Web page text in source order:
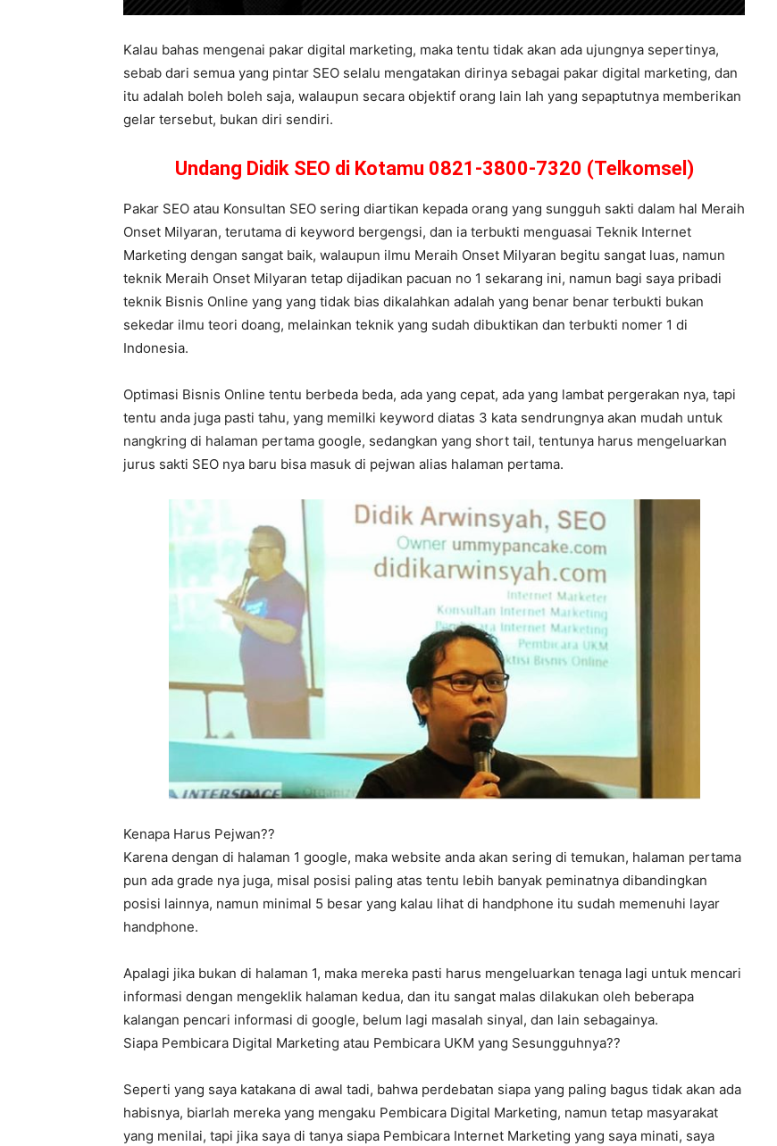
Kalau bahas mengenai pakar digital marketing, maka tentu tidak akan ada ujungnya sepertinya,
sebab dari semua yang pintar SEO selalu mengatakan dirinya sebagai pakar digital marketing, dan
itu adalah boleh boleh saja, walaupun secara objektif orang lain lah yang sepaptutnya memberikan
gelar tersebut, bukan diri sendiri.
Undang Didik SEO di Kotamu 0821-3800-7320 (Telkomsel)
Pakar SEO atau Konsultan SEO sering diartikan kepada orang yang sungguh sakti dalam hal Meraih
Onset Milyaran, terutama di keyword bergengsi, dan ia terbukti menguasai Teknik Internet
Marketing dengan sangat baik, walaupun ilmu Meraih Onset Milyaran begitu sangat luas, namun
teknik Meraih Onset Milyaran tetap dijadikan pacuan no 1 sekarang ini, namun bagi saya pribadi
teknik Bisnis Online yang yang tidak bias dikalahkan adalah yang benar benar terbukti bukan
sekedar ilmu teori doang, melainkan teknik yang sudah dibuktikan dan terbukti nomer 1 di
Indonesia.
Optimasi Bisnis Online tentu berbeda beda, ada yang cepat, ada yang lambat pergerakan nya, tapi
tentu anda juga pasti tahu, yang memilki keyword diatas 3 kata sendrungnya akan mudah untuk
nangkring di halaman pertama google, sedangkan yang short tail, tentunya harus mengeluarkan
jurus sakti SEO nya baru bisa masuk di pejwan alias halaman pertama.
Kenapa Harus Pejwan??
Karena dengan di halaman 1 google, maka website anda akan sering di temukan, halaman pertama
pun ada grade nya juga, misal posisi paling atas tentu lebih banyak peminatnya dibandingkan
posisi lainnya, namun minimal 5 besar yang kalau lihat di handphone itu sudah memenuhi layar
handphone.
Apalagi jika bukan di halaman 1, maka mereka pasti harus mengeluarkan tenaga lagi untuk mencari
informasi dengan mengeklik halaman kedua, dan itu sangat malas dilakukan oleh beberapa
kalangan pencari informasi di google, belum lagi masalah sinyal, dan lain sebagainya.
Siapa Pembicara Digital Marketing atau Pembicara UKM yang Sesungguhnya??
Seperti yang saya katakana di awal tadi, bahwa perdebatan siapa yang paling bagus tidak akan ada
habisnya, biarlah mereka yang mengaku Pembicara Digital Marketing, namun tetap masyarakat
yang menilai, tapi jika saya di tanya siapa Pembicara Internet Marketing yang saya minati, saya